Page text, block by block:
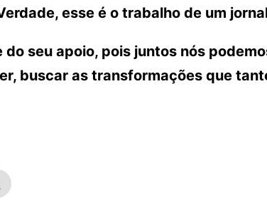
esse é o trabalho de um
do seu apoio, pois juntos nós
buscar as transformações que